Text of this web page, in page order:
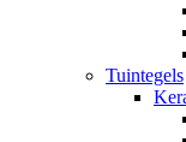
Tuintegels